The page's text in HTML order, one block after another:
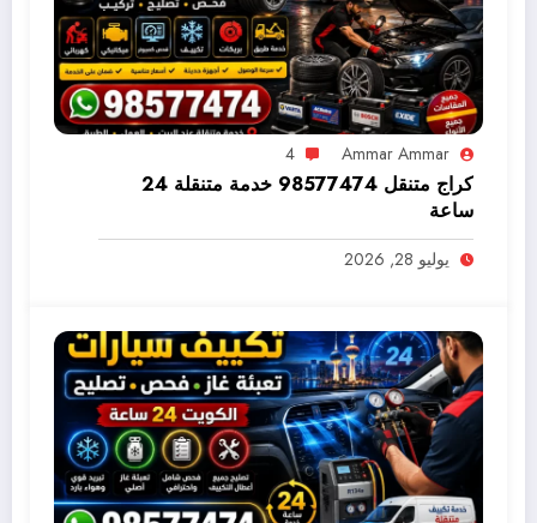
Ammar Ammar
4
كراج متنقل 98577474 خدمة متنقلة 24
ساعة
يوليو 28, 2026